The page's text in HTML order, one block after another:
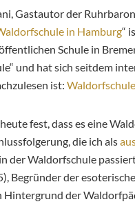
Gastautor der
in Hamburg“
Schule in
und hat sich seitdem
ist:
fest, dass es eine
die ich als
der Waldorfschule
Begründer der
der